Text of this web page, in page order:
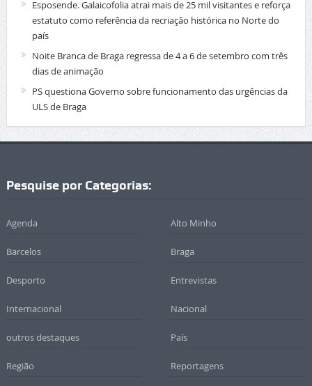
Esposende. Galaicofolia atrai mais de 25 mil visitantes e reforça
estatuto como referência da recriação histórica no Norte do
país
Noite Branca de Braga regressa de 4 a 6 de setembro com três
dias de animação
PS questiona Governo sobre funcionamento das urgências da
ULS de Braga
Pesquise por Categorias:
Agenda Alto Minho
Barcelos Braga
Desporto Entrevistas
Internacional Nacional
outros destaques País
Região Reportagens